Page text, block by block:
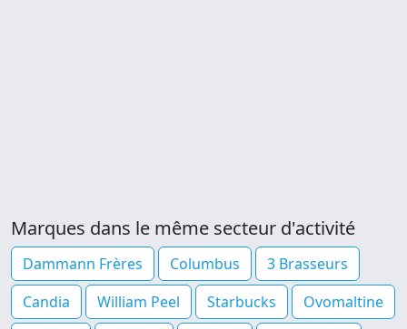
Marques dans le même secteur d'activité
Dammann Frères Columbus
3 Brasseurs
Candia
William Peel Starbucks
Ovomaltine